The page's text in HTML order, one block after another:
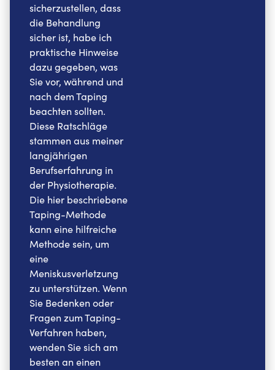
sicherzustellen, dass
die Behandlung
sicher ist, habe ich
praktische Hinweise
dazu gegeben, was
Sie vor, während und
nach dem Taping
beachten sollten.
Diese Ratschläge
stammen aus meiner
langjährigen
Berufserfahrung in
der Physiotherapie.
Die hier beschriebene
Taping-Methode
kann eine hilfreiche
Methode sein, um
eine
Meniskusverletzung
zu unterstützen. Wenn
Sie Bedenken oder
Fragen zum Taping-
Verfahren haben,
wenden Sie sich am
besten an einen